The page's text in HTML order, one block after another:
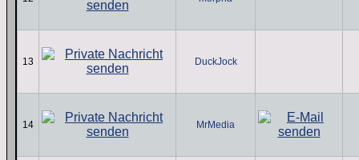
13 DuckJock
14 MrMedia